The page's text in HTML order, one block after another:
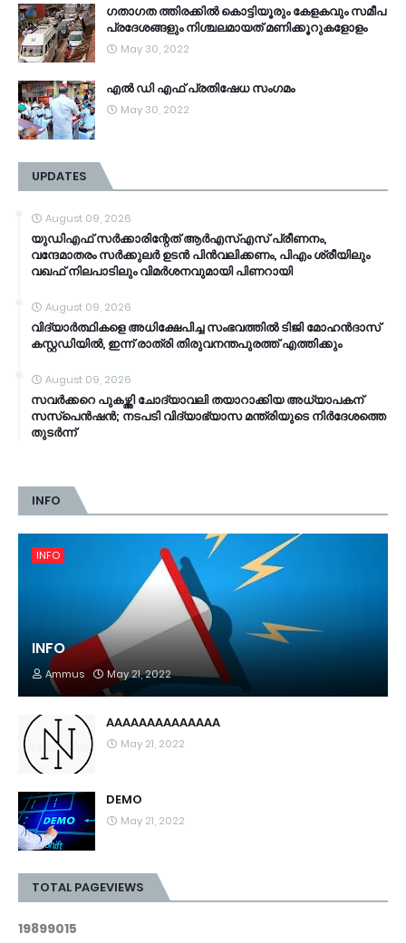
ഗതാഗത ത്തിരക്കിൽ കൊട്ടിയൂരും കേളകവും സമീപ
പ്രദേശങ്ങളും നിശ്ചലമായത് മണിക്കൂറുകളോളം
May 30, 2022
എൽ ഡി എഫ് പ്രതിഷേധ സംഗമം
May 30, 2022
UPDATES
August 09, 2026
യുഡിഎഫ് സർക്കാരിന്റേത് ആർഎസ്എസ് പ്രീണനം,
വന്ദേമാതരം സർക്കുലർ ഉടൻ പിൻവലിക്കണം, പിഎം ശ്രീയിലും
വഖഫ് നിലപാടിലും വിമർശനവുമായി പിണറായി
August 09, 2026
വിദ്യാർത്ഥികളെ അധിക്ഷേപിച്ച സംഭവത്തിൽ ടിജി മോഹൻദാസ്
കസ്റ്റഡിയിൽ, ഇന്ന് രാത്രി തിരുവനന്തപുരത്ത് എത്തിക്കും
August 09, 2026
സവർക്കറെ പുകഴ്ത്തി ചോദ്യാവലി തയാറാക്കിയ അധ്യാപകന്
സസ്പെൻഷൻ; നടപടി വിദ്യാഭ്യാസ മന്ത്രിയുടെ നിർദേശത്തെ
തുടർന്ന്
INFO
INFO
INFO
Ammus May 21, 2022
AAAAAAAAAAAAAA
May 21, 2022
DEMO
May 21, 2022
TOTAL PAGEVIEWS
19899015